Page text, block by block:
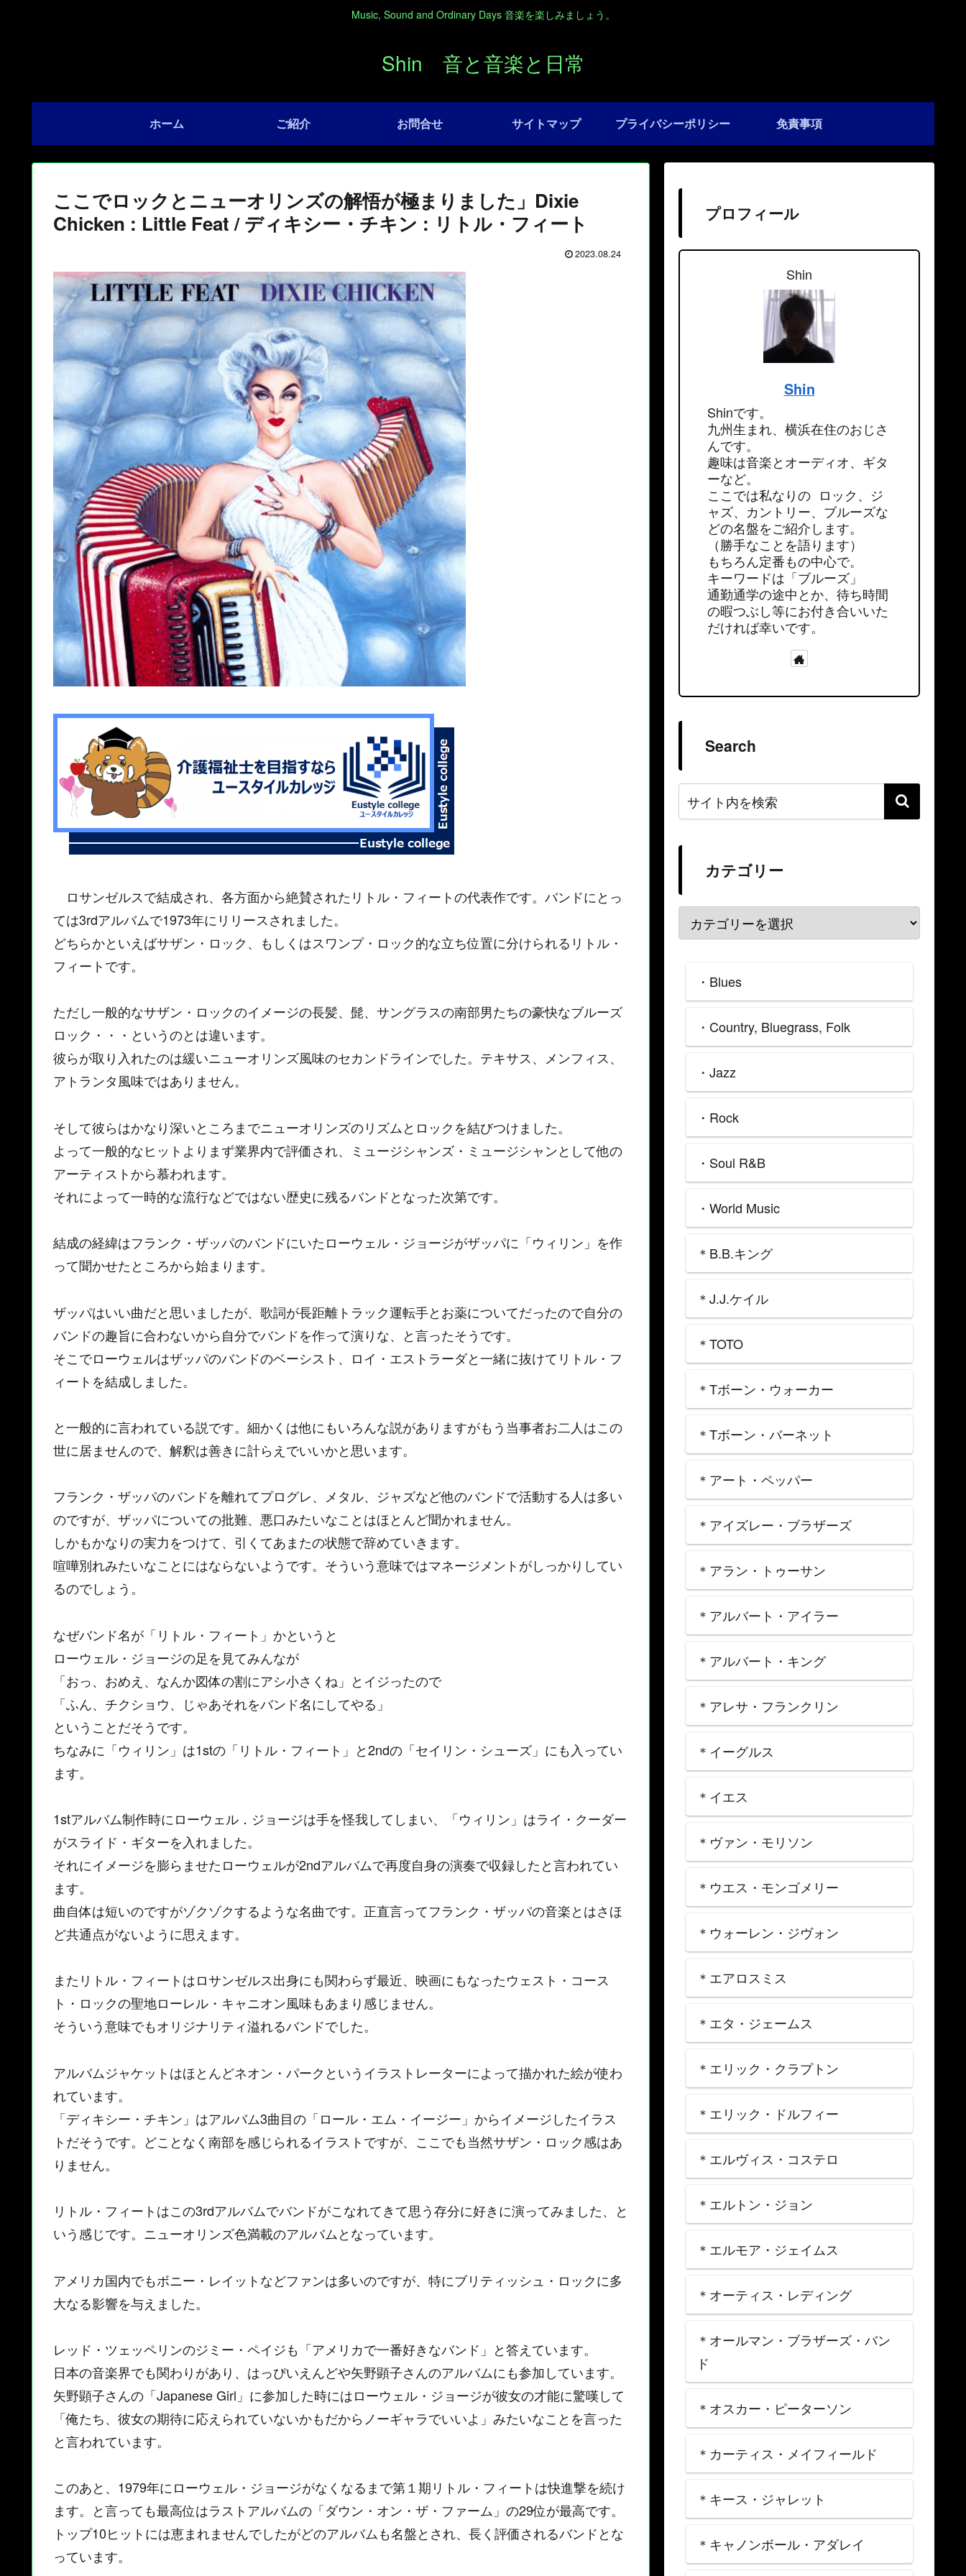
Music, Sound and Ordinary Days 音楽を楽しみましょう。
Shin 音と音楽と日常
ホーム ご紹介 お問合せ サイトマップ プライバシーポリシー 免責事項
ここでロックとニューオリンズの解悟が極まりました」Dixie
Chicken : Little Feat / ディキシー・チキン : リトル・フィート
2023.08.24
ロサンゼルスで結成され、各方面から絶賛されたリトル・フィートの代表作です。バンドにとっ
ては3rdアルバムで1973年にリリースされました。
どちらかといえばサザン・ロック、もしくはスワンプ・ロック的な立ち位置に分けられるリトル・
フィートです。
ただし一般的なサザン・ロックのイメージの長髪、髭、サングラスの南部男たちの豪快なブルーズ
ロック・・・というのとは違います。
彼らが取り入れたのは緩いニューオリンズ風味のセカンドラインでした。テキサス、メンフィス、
アトランタ風味ではありません。
そして彼らはかなり深いところまでニューオリンズのリズムとロックを結びつけました。
よって一般的なヒットよりまず業界内で評価され、ミュージシャンズ・ミュージシャンとして他の
アーティストから慕われます。
それによって一時的な流行などではない歴史に残るバンドとなった次第です。
結成の経緯はフランク・ザッパのバンドにいたローウェル・ジョージがザッパに「ウィリン」を作
って聞かせたところから始まります。
ザッパはいい曲だと思いましたが、歌詞が長距離トラック運転手とお薬についてだったので自分の
バンドの趣旨に合わないから自分でバンドを作って演りな、と言ったそうです。
そこでローウェルはザッパのバンドのベーシスト、ロイ・エストラーダと一緒に抜けてリトル・フ
ィートを結成しました。
と一般的に言われている説です。細かくは他にもいろんな説がありますがもう当事者お二人はこの
世に居ませんので、解釈は善きに計らえでいいかと思います。
フランク・ザッパのバンドを離れてプログレ、メタル、ジャズなど他のバンドで活動する人は多い
のですが、ザッパについての批難、悪口みたいなことはほとんど聞かれません。
しかもかなりの実力をつけて、引くてあまたの状態で辞めていきます。
喧嘩別れみたいなことにはならないようです。そういう意味ではマネージメントがしっかりしてい
るのでしょう。
なぜバンド名が「リトル・フィート」かというと
ローウェル・ジョージの足を見てみんなが
「おっ、おめえ、なんか図体の割にアシ小さくね」とイジったので
「ふん、チクショウ、じゃあそれをバンド名にしてやる」
ということだそうです。
ちなみに「ウィリン」は1stの「リトル・フィート」と2ndの「セイリン・シューズ」にも入ってい
ます。
1stアルバム制作時にローウェル．ジョージは手を怪我してしまい、「ウィリン」はライ・クーダー
がスライド・ギターを入れました。
それにイメージを膨らませたローウェルが2ndアルバムで再度自身の演奏で収録したと言われてい
ます。
曲自体は短いのですがゾクゾクするような名曲です。正直言ってフランク・ザッパの音楽とはさほ
ど共通点がないように思えます。
またリトル・フィートはロサンゼルス出身にも関わらず最近、映画にもなったウェスト・コース
ト・ロックの聖地ローレル・キャニオン風味もあまり感じません。
そういう意味でもオリジナリティ溢れるバンドでした。
アルバムジャケットはほとんどネオン・パークというイラストレーターによって描かれた絵が使わ
れています。
「ディキシー・チキン」はアルバム3曲目の「ロール・エム・イージー」からイメージしたイラス
トだそうです。どことなく南部を感じられるイラストですが、ここでも当然サザン・ロック感はあ
りません。
リトル・フィートはこの3rdアルバムでバンドがこなれてきて思う存分に好きに演ってみました、と
いう感じです。ニューオリンズ色満載のアルバムとなっています。
アメリカ国内でもボニー・レイットなどファンは多いのですが、特にブリティッシュ・ロックに多
大なる影響を与えました。
レッド・ツェッペリンのジミー・ペイジも「アメリカで一番好きなバンド」と答えています。
日本の音楽界でも関わりがあり、はっぴいえんどや矢野顕子さんのアルバムにも参加しています。
矢野顕子さんの「Japanese Girl」に参加した時にはローウェル・ジョージが彼女の才能に驚嘆して
「俺たち、彼女の期待に応えられていないかもだからノーギャラでいいよ」みたいなことを言った
と言われています。
このあと、1979年にローウェル・ジョージがなくなるまで第１期リトル・フィートは快進撃を続け
ます。と言っても最高位はラストアルバムの「ダウン・オン・ザ・ファーム」の29位が最高です。
トップ10ヒットには恵まれませんでしたがどのアルバムも名盤とされ、長く評価されるバンドとな
っています。
プロフィール
Shin
Shin
Shinです。
九州生まれ、横浜在住のおじさ
んです。
趣味は音楽とオーディオ、ギタ
ーなど。
ここでは私なりの ロック、ジ
ャズ、カントリー、ブルーズな
どの名盤をご紹介します。
（勝手なことを語ります）
もちろん定番もの中心で。
キーワードは「ブルーズ」
通勤通学の途中とか、待ち時間
の暇つぶし等にお付き合いいた
だければ幸いです。
Search
カテゴリー
・Blues
・Country, Bluegrass, Folk
・Jazz
・Rock
・Soul R&B
・World Music
＊B.B.キング
＊J.J.ケイル
＊TOTO
＊Tボーン・ウォーカー
＊Tボーン・バーネット
＊アート・ペッパー
＊アイズレー・ブラザーズ
＊アラン・トゥーサン
＊アルバート・アイラー
＊アルバート・キング
＊アレサ・フランクリン
＊イーグルス
＊イエス
＊ヴァン・モリソン
＊ウエス・モンゴメリー
＊ウォーレン・ジヴォン
＊エアロスミス
＊エタ・ジェームス
＊エリック・クラプトン
＊エリック・ドルフィー
＊エルヴィス・コステロ
＊エルトン・ジョン
＊エルモア・ジェイムス
＊オーティス・レディング
＊オールマン・ブラザーズ・バン
ド
＊オスカー・ピーターソン
＊カーティス・メイフィールド
＊キース・ジャレット
＊キャノンボール・アダレイ